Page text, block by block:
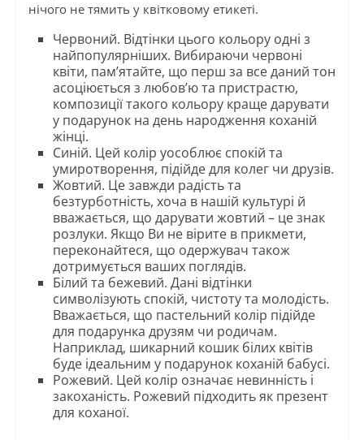
нічого не тямить у квітковому етикеті.
Червоний. Відтінки цього кольору одні з
найпопулярніших. Вибираючи червоні
квіти, пам’ятайте, що перш за все даний тон
асоціюється з любов’ю та пристрастю,
композиції такого кольору краще дарувати
у подарунок на день народження коханій
жінці.
Синій. Цей колір уособлює спокій та
умиротворення, підійде для колег чи друзів.
Жовтий. Це завжди радість та
безтурботність, хоча в нашій культурі й
вважається, що дарувати жовтий – це знак
розлуки. Якщо Ви не вірите в прикмети,
переконайтеся, що одержувач також
дотримується ваших поглядів.
Білий та бежевий. Дані відтінки
символізують спокій, чистоту та молодість.
Вважається, що пастельний колір підійде
для подарунка друзям чи родичам.
Наприклад, шикарний кошик білих квітів
буде ідеальним у подарунок коханій бабусі.
Рожевий. Цей колір означає невинність і
закоханість. Рожевий підходить як презент
для коханої.